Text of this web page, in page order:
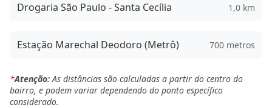
Drogaria São Paulo - Santa Cecília 1,0 km
Estação Marechal Deodoro (Metrô) 700 metros
*Atenção:As distâncias são calculadas a partir do centro do
bairro, e podem variar dependendo do ponto específico
considerado.